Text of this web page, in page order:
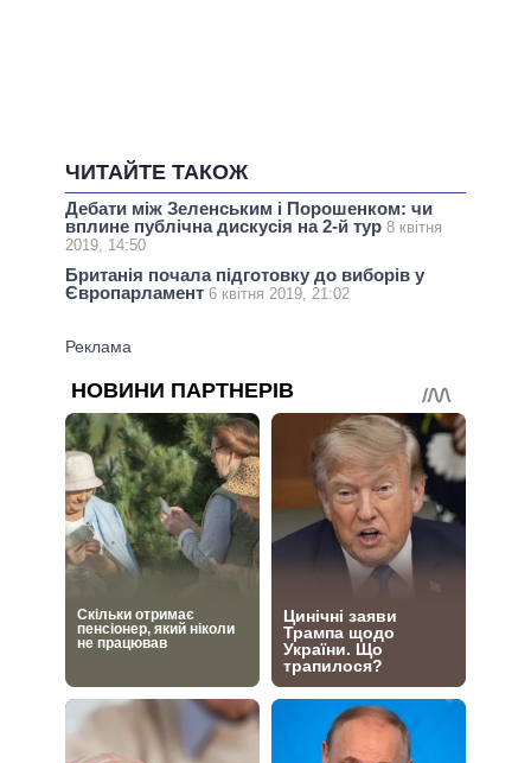
ЧИТАЙТЕ ТАКОЖ
Дебати між Зеленським і Порошенком: чи
вплине публічна дискусія на 2-й тур 8 квітня
2019, 14:50
Британія почала підготовку до виборів у
Європарламент 6 квітня 2019, 21:02